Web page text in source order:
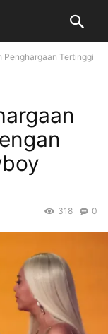
Penghargaan Tertinggi
0
318